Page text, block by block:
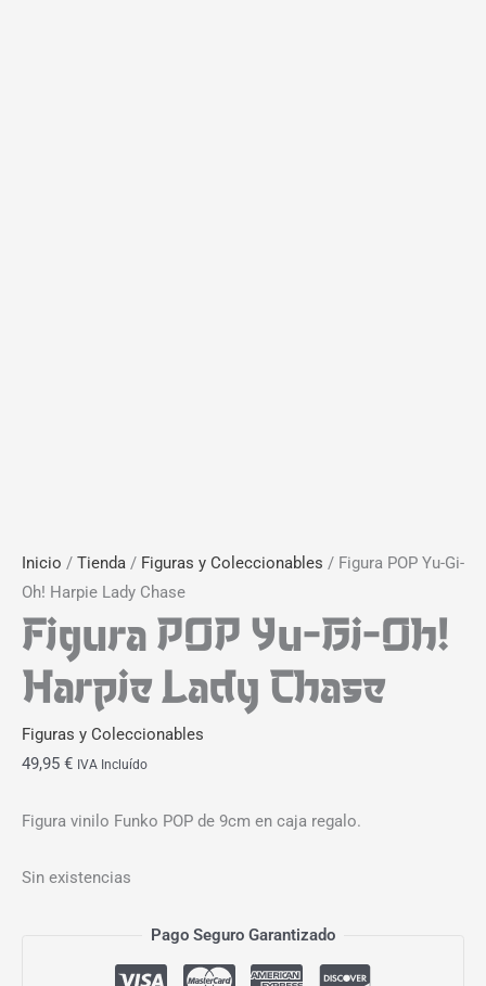
Inicio / Tienda / Figuras y Coleccionables / Figura POP Yu-Gi-
Oh! Harpie Lady Chase
Figura POP Yu-Gi-Oh!
Harpie Lady Chase
Figuras y Coleccionables
49,95 € IVA Incluído
Figura vinilo Funko POP de 9cm en caja regalo.
Sin existencias
Pago Seguro Garantizado